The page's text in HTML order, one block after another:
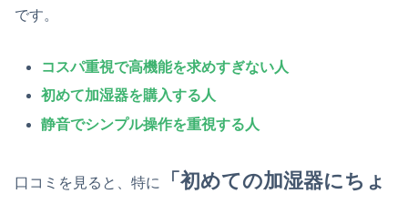
です。
コスパ重視で高機能を求めすぎない人
初めて加湿器を購入する人
静音でシンプル操作を重視する人
口コミを見ると、特に
「初めての加湿器にちょ